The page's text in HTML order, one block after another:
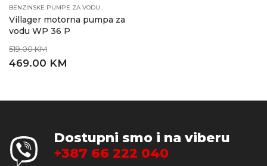
BENZINSKE PUMPE ZA VODU
Villager motorna pumpa za
vodu WP 36 P
519.00 KM
469.00 KM
Dostupni smo i na viberu
+387 66 222 040